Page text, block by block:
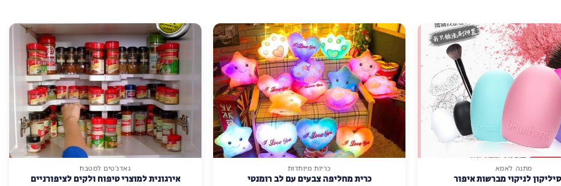
מתנה לאמא
לניקוי מברשות איפור
כריות מיוחדות
כרית מחליפה צבעים עם לב רומנטי
גאדג'טים למטבח
אירגונית למוצרי טיפוח ולקים לציפורניים